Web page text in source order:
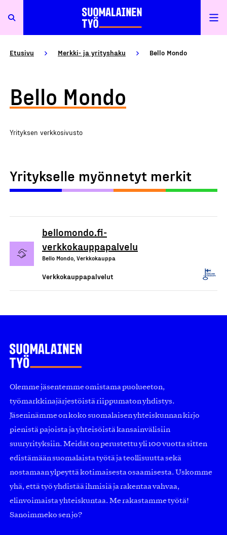
Etusivu Merkki- ja yrityshaku Bello Mondo
Bello Mondo
Yrityksen verkkosivusto
Yritykselle myönnetyt merkit
bellomondo.fi-
verkkokauppapalvelu
Bello Mondo, Verkkokauppa
Verkkokauppapalvelut
Olemme jäsentemme omistama puolueeton,
työmarkkinajärjestöistä riippumaton yhdistys.
Jäseninämme on koko suomalaisen yhteiskunnan kirjo
pienistä pajoista ja yhteisöistä kansainvälisiin
suuryrityksiin. Meidät on perustettu yli 100 vuotta sitten
edistämään suomalaista työtä ja teollisuutta sekä
nostamaan ylpeyttä kotimaisesta osaamisesta. Uskomme
yhä, että työ yhdistää ihmisiä ja rakentaa vahvaa,
elinvoimaista yhteiskuntaa. Me rakastamme työtä!
Sanoimmeko sen jo?